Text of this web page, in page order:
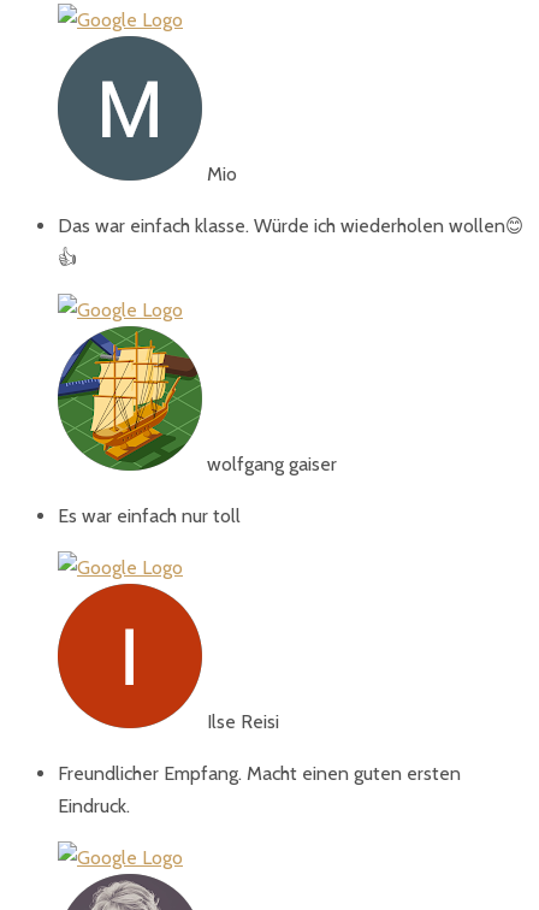
Mio
Das war einfach klasse. Würde ich wiederholen wollen😊
👍
wolfgang gaiser
Es war einfach nur toll
Ilse Reisi
Freundlicher Empfang. Macht einen guten ersten
Eindruck.